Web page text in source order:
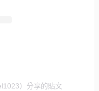
）分享的貼文